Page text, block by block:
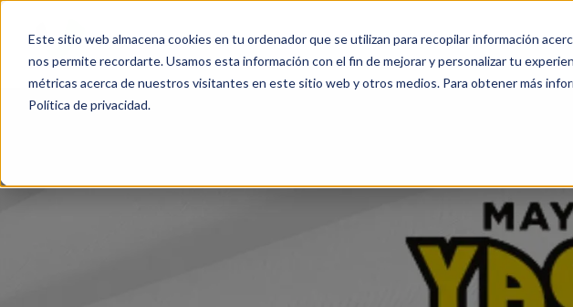
Este sitio web almacena cookies en tu ordenador que se utilizan para recopilar información
nos permite recordarte. Usamos esta información con el fin de mejorar y personalizar tu
métricas acerca de nuestros visitantes en este sitio web y otros medios. Para obtener más
Política de privacidad.
Solución FAQ Precios